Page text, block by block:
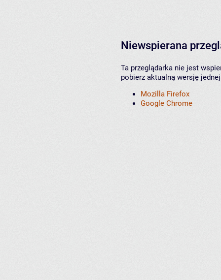
Niewspierana
Ta przeglądarka nie jest
pobierz aktualną wersję
Mozilla Firefox
Google Chrome